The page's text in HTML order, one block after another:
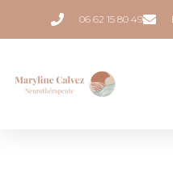
06 62 15 80 49